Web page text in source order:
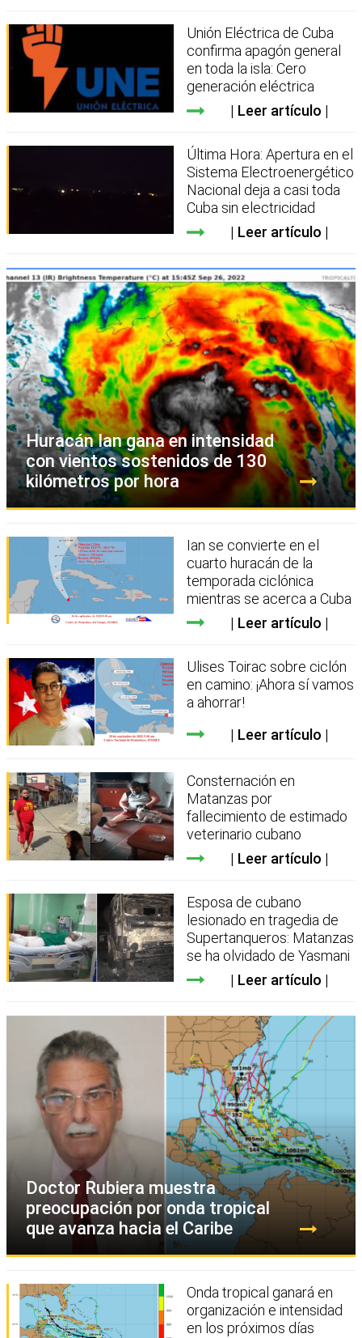
Unión Eléctrica de Cuba
confirma apagón general
en toda la isla: Cero
generación eléctrica
Leer artículo
Última Hora: Apertura en el
Sistema Electroenergético
Nacional deja a casi toda
Cuba sin electricidad
Leer artículo
Huracán Ian gana en intensidad
con vientos sostenidos de 130
kilómetros por hora
Ian se convierte en el
cuarto huracán de la
temporada ciclónica
mientras se acerca a Cuba
Leer artículo
Ulises Toirac sobre ciclón
en camino: ¡Ahora sí vamos
a ahorrar!
Leer artículo
Consternación en
Matanzas por
fallecimiento de estimado
veterinario cubano
Leer artículo
Esposa de cubano
lesionado en tragedia de
Supertanqueros: Matanzas
se ha olvidado de Yasmani
Leer artículo
Doctor Rubiera muestra
preocupación por onda tropical
que avanza hacia el Caribe
Onda tropical ganará en
organización e intensidad
en los próximos días